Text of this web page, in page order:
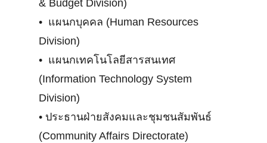
& Budget Division)
• แผนกบุคคล (Human Resources
Division)
• แผนกเทคโนโลยีสารสนเทศ
(Information Technology System
Division)
• ประธานฝ่ายสังคมและชุมชนสัมพันธ์
(Community Affairs Directorate)